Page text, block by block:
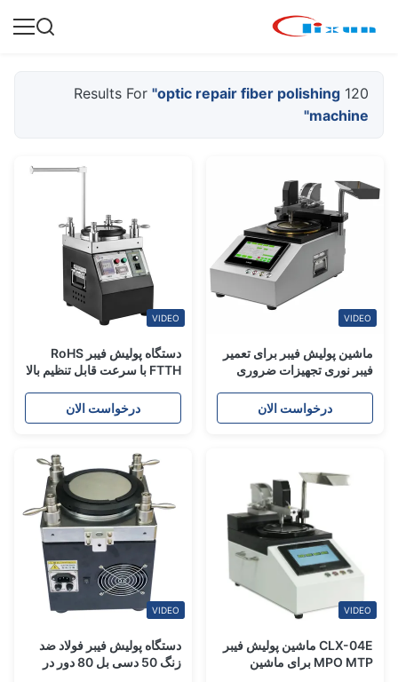
120 Results For
"optic repair fiber polishing
machine"
VIDEO
ماشین پولیش فیبر برای تعمیر
فیبر نوری تجهیزات ضروری
درخواست الان
VIDEO
دستگاه پولیش فیبر RoHS
FTTH با سرعت قابل تنظیم بالا
درخواست الان
VIDEO
CLX-04E ماشین پولیش فیبر
MPO MTP برای ماشین
VIDEO
دستگاه پولیش فیبر فولاد ضد
زنگ 50 دسی بل 80 دور در